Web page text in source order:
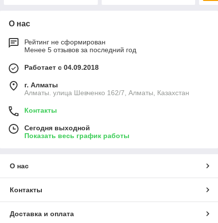
О нас
Рейтинг не сформирован
Менее 5 отзывов за последний год
Работает с 04.09.2018
г. Алматы
Алматы. улица Шевченко 162/7, Алматы, Казахстан
Контакты
Сегодня выходной
Показать весь график работы
О нас
Контакты
Доставка и оплата